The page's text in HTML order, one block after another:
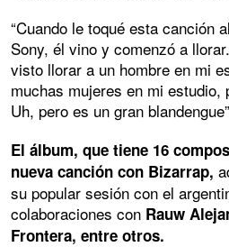
“Cuando le toqué esta canción
Sony, él vino y comenzó a
visto llorar a un hombre en mi
muchas mujeres en mi estudio,
Uh, pero es un gran
El álbum, que tiene 16
nueva canción con Bizarrap,
su popular sesión con el
colaboraciones con Rauw
Frontera, entre otros.